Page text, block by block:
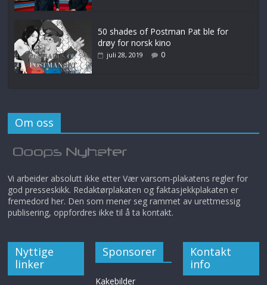
50 shades of Postman Pat ble for
drøy for norsk kino
juli 28, 2019 0
Om oss
Vi arbeider absolutt ikke etter Vær varsom-plakatens regler for
god presseskikk. Redaktørplakaten og faktasjekkplakaten er
fremedord her. Den som mener seg rammet av urettmessig
publisering, oppfordres ikke til å ta kontakt.
Nyttige
linker
Sponsorer
Kakebilder
Kontakt
info